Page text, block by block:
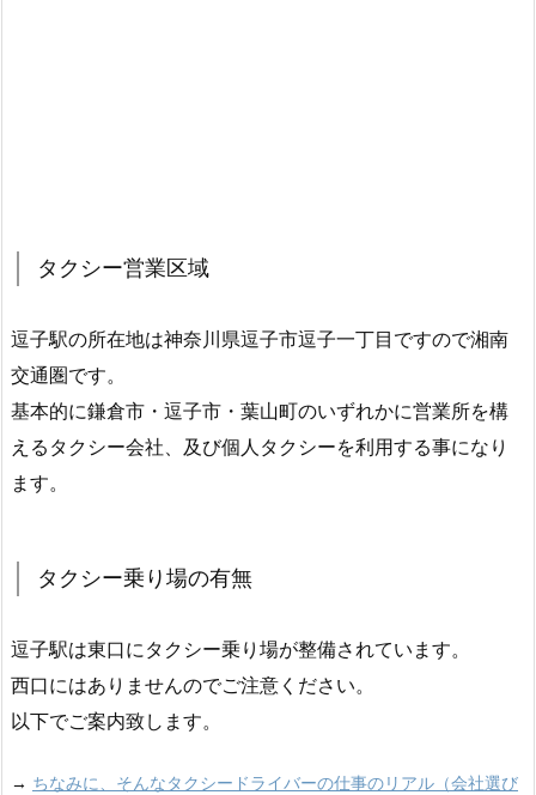
タクシー営業区域
逗子駅の所在地は神奈川県逗子市逗子一丁目ですので湘南
交通圏です。
基本的に鎌倉市・逗子市・葉山町のいずれかに営業所を構
えるタクシー会社、及び個人タクシーを利用する事になり
ます。
タクシー乗り場の有無
逗子駅は東口にタクシー乗り場が整備されています。
西口にはありませんのでご注意ください。
以下でご案内致します。
→ ちなみに、そんなタクシードライバーの仕事のリアル（会社選び